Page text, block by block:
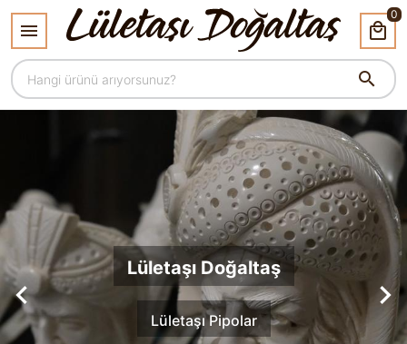
0
Lületaşı Doğaltaş
Lületaşı Pipolar